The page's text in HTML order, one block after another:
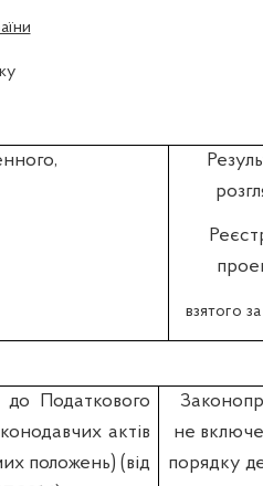
взятого
Податкового
актів
положень) (вiд
не
порядку